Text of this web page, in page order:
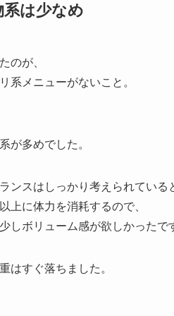
は少なめ
のが、
系メニューがないこと。
が多めでした。
ンスはしっかり考えられている
上に体力を消耗するので、
しボリューム感が欲しかったで
はすぐ落ちました。